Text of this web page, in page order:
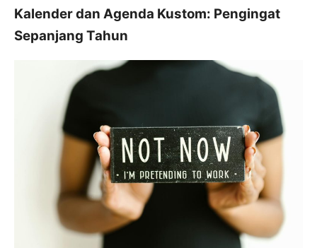
Kalender dan Agenda Kustom: Pengingat
Sepanjang Tahun